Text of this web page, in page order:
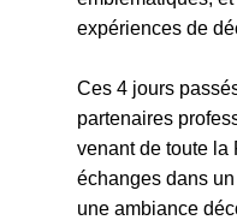
expériences de
Ces 4 jours
partenaires
venant de toute la
échanges dans
une ambiance